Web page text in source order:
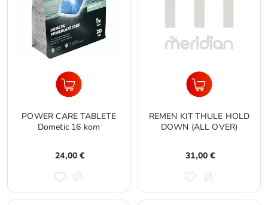
POWER CARE TABLETE
Dometic 16 kom
24,00 €
REMEN KIT THULE HOLD
DOWN (ALL OVER)
31,00 €